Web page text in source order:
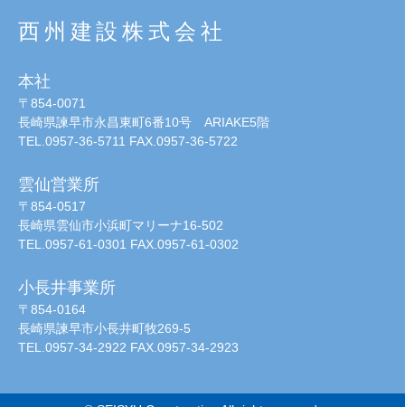
西州建設株式会社
本社
〒854-0071
長崎県諫早市永昌東町6番10号 ARIAKE5階
TEL.0957-36-5711 FAX.0957-36-5722
雲仙営業所
〒854-0517
長崎県雲仙市小浜町マリーナ16-502
TEL.0957-61-0301 FAX.0957-61-0302
小長井事業所
〒854-0164
長崎県諫早市小長井町牧269-5
TEL.0957-34-2922 FAX.0957-34-2923